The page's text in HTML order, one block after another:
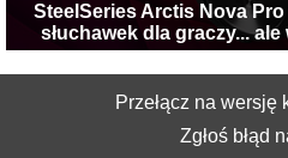
SteelSeries Arctis Nova
słuchawek dla graczy...
Przełącz na wersję
Zgłoś błąd